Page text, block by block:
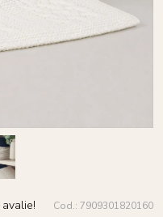
Cod.: 7909301820160